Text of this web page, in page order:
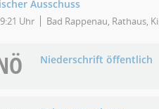
Ausschuss
Uhr Bad Rappenau, Rathaus,
Niederschrift öffentlich